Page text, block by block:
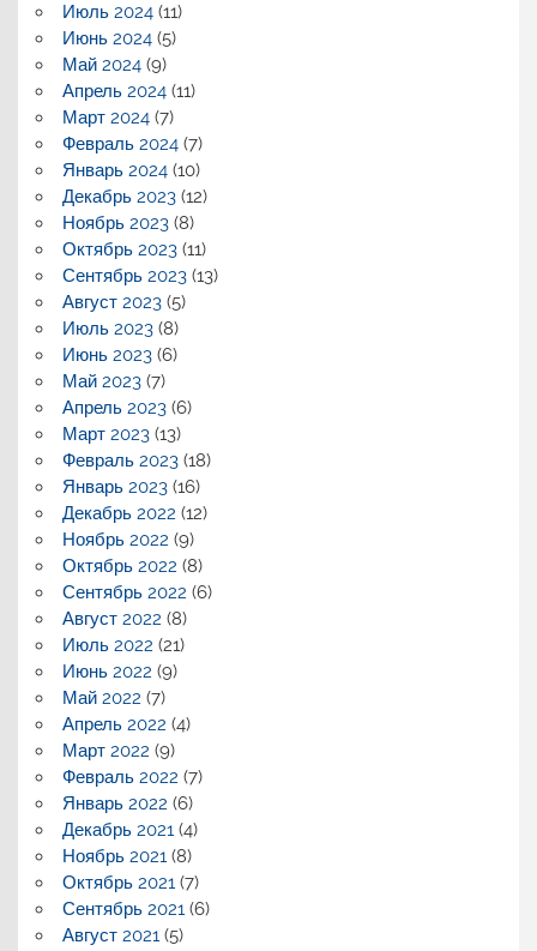
Июль 2024(11)
Июнь 2024(5)
Май 2024(9)
Апрель 2024(11)
Март 2024(7)
Февраль 2024(7)
Январь 2024(10)
Декабрь 2023(12)
Ноябрь 2023(8)
Октябрь 2023(11)
Сентябрь 2023(13)
Август 2023(5)
Июль 2023(8)
Июнь 2023(6)
Май 2023(7)
Апрель 2023(6)
Март 2023(13)
Февраль 2023(18)
Январь 2023(16)
Декабрь 2022 (12)
Ноябрь 2022 (9)
Октябрь 2022 (8)
Сентябрь 2022 (6)
Август 2022 (8)
Июль 2022 (21)
Июнь 2022 (9)
Май 2022 (7)
Апрель 2022 (4)
Март 2022 (9)
Февраль 2022 (7)
Январь 2022 (6)
Декабрь 2021(4)
Ноябрь 2021(8)
Октябрь 2021(7)
Сентябрь 2021(6)
Август 2021(5)